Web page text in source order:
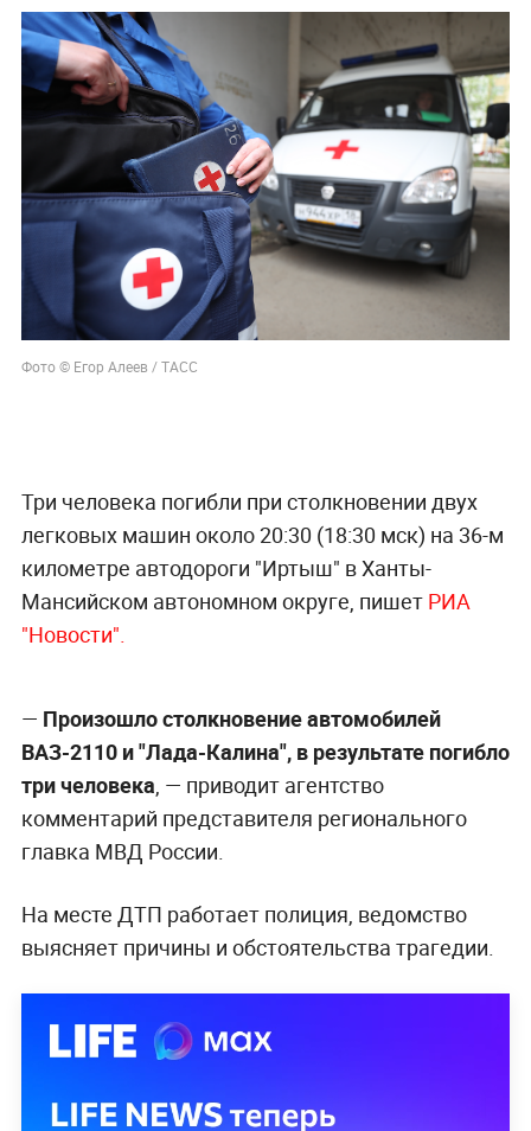
Фото © Егор Алеев / ТАСС
Три человека погибли при столкновении двух
легковых машин около 20:30 (18:30 мск) на 36-м
километре автодороги "Иртыш" в Ханты-
Мансийском автономном округе, пишет РИА
"Новости".
— Произошло столкновение автомобилей
ВАЗ-2110 и "Лада-Калина", в результате погибло
три человека , — приводит агентство
комментарий представителя регионального
главка МВД России.
На месте ДТП работает полиция, ведомство
выясняет причины и обстоятельства трагедии.